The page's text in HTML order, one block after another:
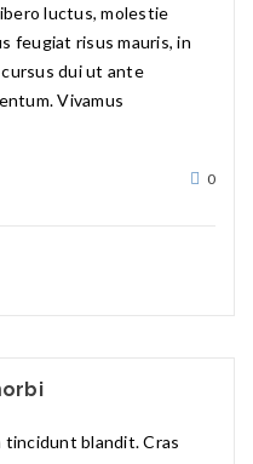
luctus, molestie
feugiat risus mauris, in
cursus dui ut ante
Vivamus
0
tincidunt blandit. Cras